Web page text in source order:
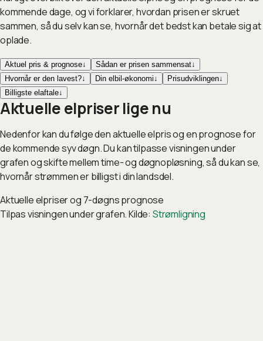
kommende dage, og vi forklarer, hvordan prisen er skruet
sammen, så du selv kan se, hvornår det bedst kan betale sig at
oplade.
Aktuel pris & prognose↓ Sådan er prisen sammensat↓
Hvornår er den lavest?↓ Din elbil-økonomi↓ Prisudviklingen↓
Billigste elaftale↓
Aktuelle elpriser lige nu
Nedenfor kan du følge den aktuelle elpris og en prognose for
de kommende syv døgn. Du kan tilpasse visningen under
grafen og skifte mellem time- og døgnopløsning, så du kan se,
hvornår strømmen er billigst i din landsdel.
Aktuelle elpriser og 7-døgns prognose
Tilpas visningen under grafen. Kilde: Strømligning